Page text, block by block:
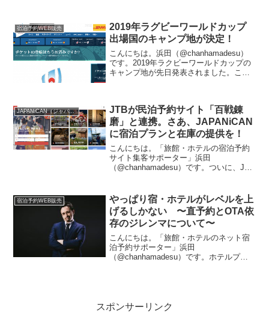
Google」と「」...
宿泊予約WEB販売
2019年ラグビーワールドカップ
出場国のキャンプ地が決定！
こんにちは。浜田（@chanhamadesu）
です。2019年ラクビーワールドカップの
キャンプ地が先日発表されました。これ
同新...
JAPANiCAN（ジャパニカン）
JTBが民泊予約サイト「百戦錬
磨」と連携。さあ、JAPANiCAN
に宿泊プランと在庫の提供を！
こんにちは。「旅館・ホテルの宿泊予約
サイト集客サポーター」浜田
（@chanhamadesu）です。ついに、JTB
営の百戦錬磨と業務連携で合意。古民家
などを活用した遊休...
宿泊予約WEB販売
やっぱり宿・ホテルがレベルを上
げるしかない 〜直予約とOTA依
存のジレンマについて〜
こんにちは。「旅館・ホテルのネット宿
泊予約サポーター」浜田
（@chanhamadesu）です。ホテルプロ
スポンサーリンク